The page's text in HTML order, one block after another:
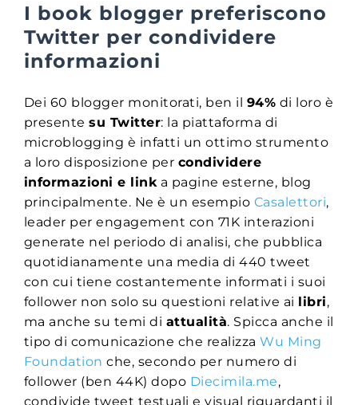
I book blogger preferiscono
Twitter per condividere
informazioni
Dei 60 blogger monitorati, ben il 94% di loro è
presentesu Twitter: la piattaforma di
microblogging è infatti un ottimo strumento
a loro disposizione per condividere
informazioni e linka pagine esterne, blog
principalmente. Ne è un esempio Casalettori,
leader per engagement con 71K interazioni
generate nel periodo di analisi, che pubblica
quotidianamente una media di 440 tweet
con cui tiene costantemente informati i suoi
follower non solo su questioni relative ai libri,
ma anche su temi di attualità. Spicca anche il
tipo di comunicazione che realizzaWu Ming
Foundation che, secondo per numero di
follower (ben 44K) dopo Diecimila.me,
condivide tweet testuali e visual riguardanti il